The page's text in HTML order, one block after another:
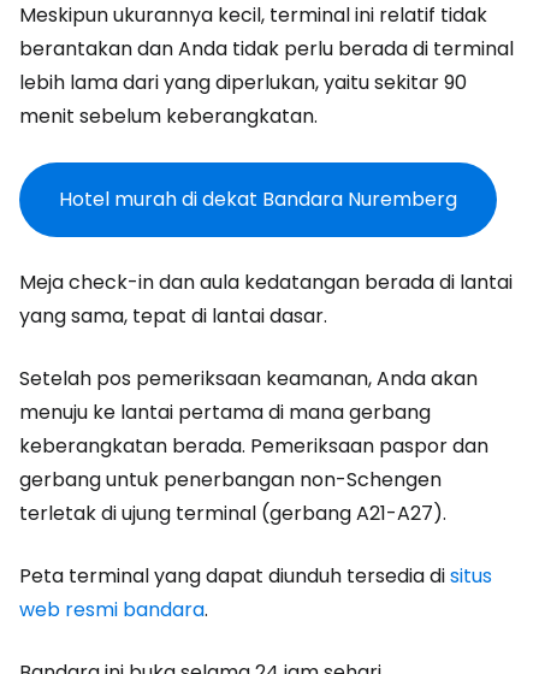
Meskipun ukurannya kecil, terminal ini relatif tidak
berantakan dan Anda tidak perlu berada di terminal
lebih lama dari yang diperlukan, yaitu sekitar 90
menit sebelum keberangkatan.
Hotel murah di dekat Bandara Nuremberg
Meja check-in dan aula kedatangan berada di lantai
yang sama, tepat di lantai dasar.
Setelah pos pemeriksaan keamanan, Anda akan
menuju ke lantai pertama di mana gerbang
keberangkatan berada. Pemeriksaan paspor dan
gerbang untuk penerbangan non-Schengen
terletak di ujung terminal (gerbang A21-A27).
Peta terminal yang dapat diunduh tersedia disitus
web resmi bandara.